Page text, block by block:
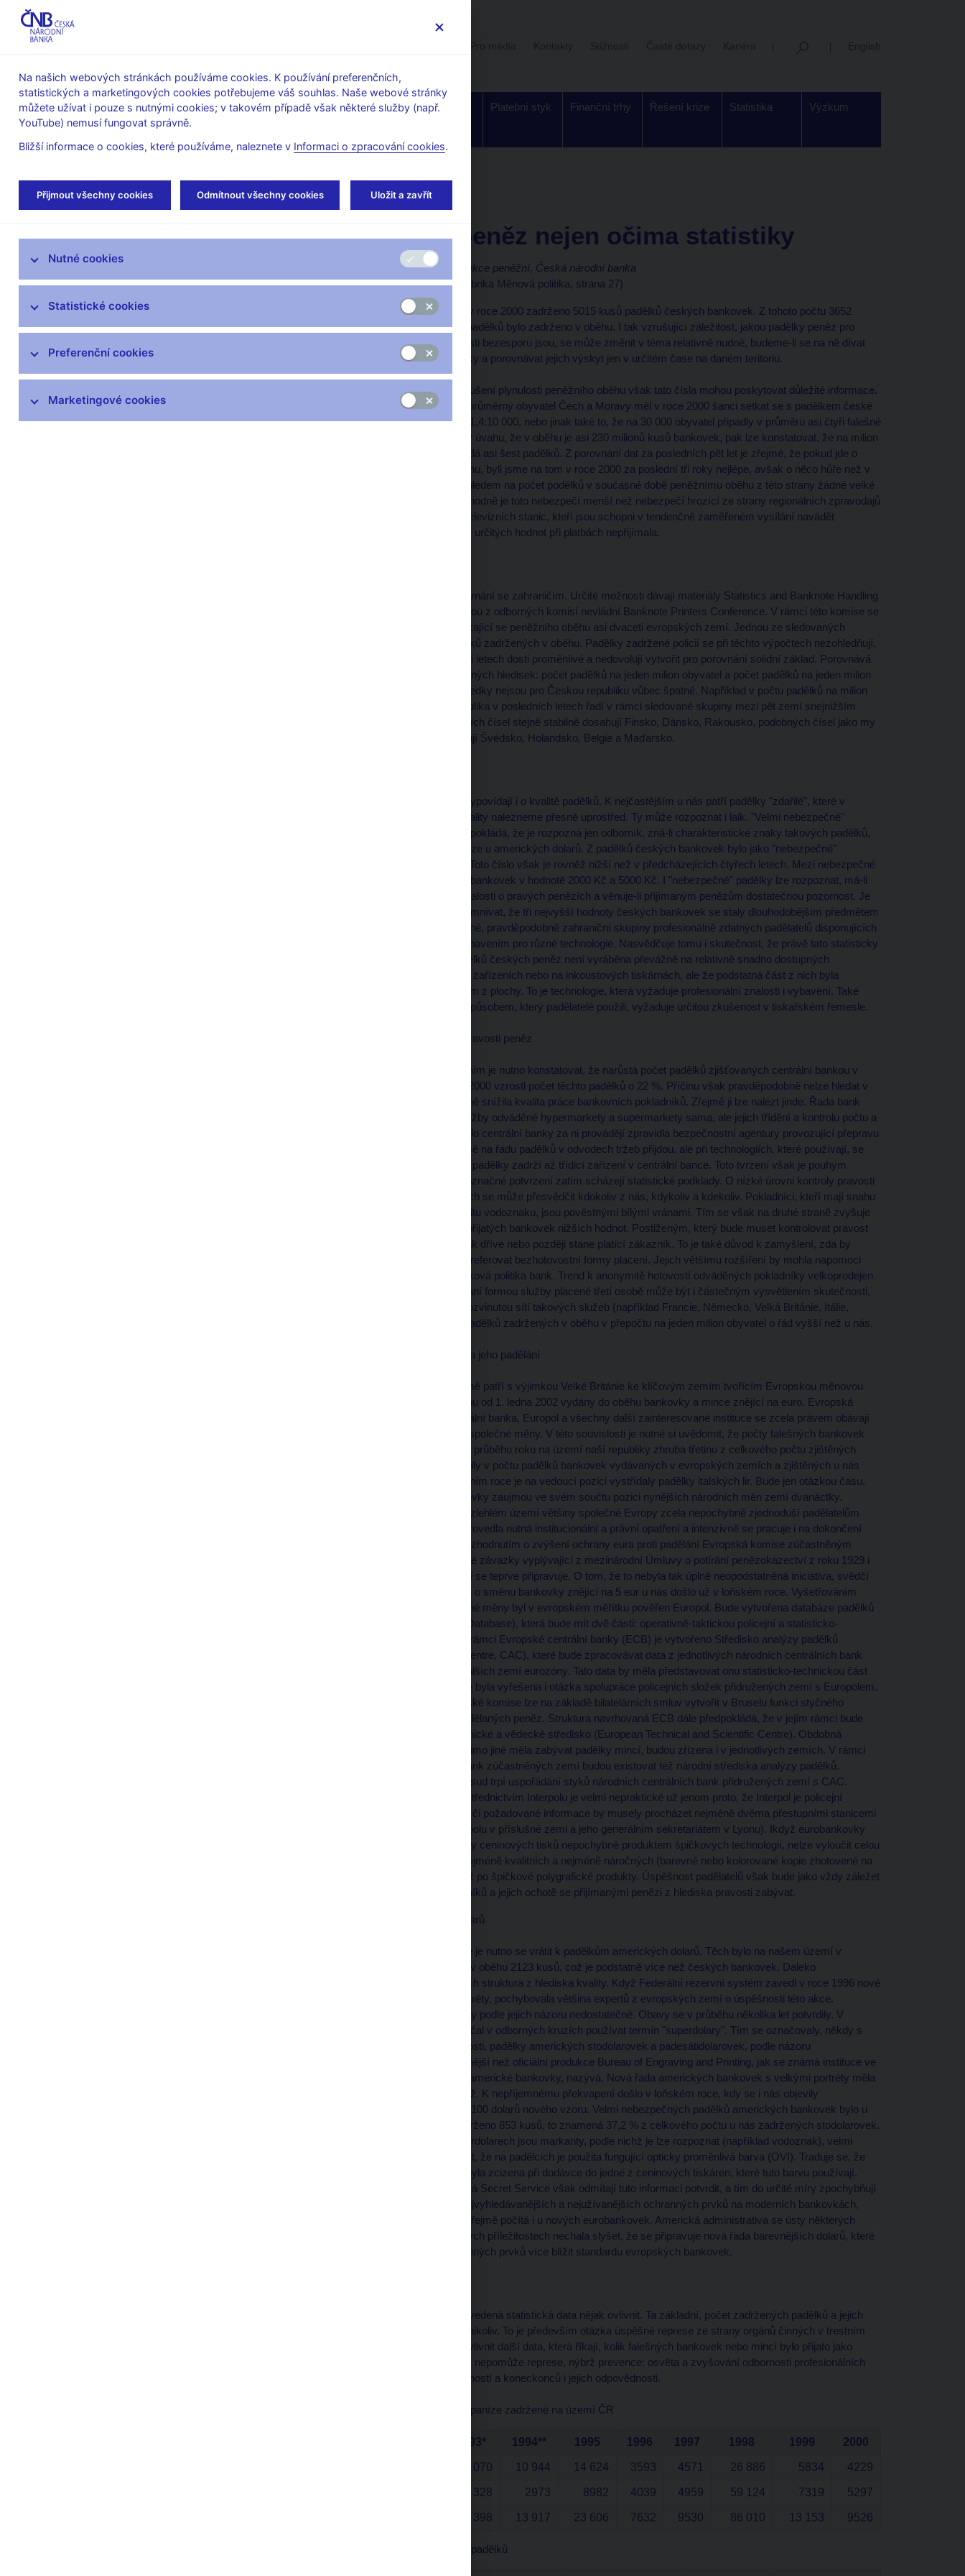
O ČNB
Měnová
politika
Finanční
Dohled a
Bankovky a
Platební styk Finanční trhy Řešení krize Statistika Výzkum
Úvod Veřejnost Servis pro média Autorské články, rozhovory
Padělky peněz nejen očima statistiky
Leopold Surga, ředitel sekce peněžní, Česká národní banka
(Bankovnictví 5/2001, rubrika Měnová politika, strana 27)
V České republice bylo v roce 2000 zadrženo 5015 kusů padělků českých bankovek. Z tohoto počtu 3652
zadržela policie a 1365 padělků bylo zadrženo v oběhu. I tak vzrušující záležitost, jakou padělky peněz pro
podstatnou část veřejnosti bezesporu jsou, se může změnit v téma relativně nudné, budeme-li se na ně dívat
přes suchá čísla statistiky a porovnávat jejich výskyt jen v určitém čase na daném teritoriu.
Z hlediska možného narušení plynulosti peněžního oběhu však tato čísla mohou poskytovat důležité informace.
Uvedená data říkají, že průměrný obyvatel Čech a Moravy měl v roce 2000 šanci setkat se s padělkem české
bankovky v poměru asi 1,4:10 000, nebo jinak také to, že na 30 000 obyvatel připadly v průměru asi čtyři falešné
bankovky. Vezmeme-li v úvahu, že v oběhu je asi 230 milionů kusů bankovek, pak lze konstatovat, že na milion
bankovek v oběhu připadá asi šest padělků. Z porovnání dat za posledních pět let je zřejmé, že pokud jde o
padělky zadržené v oběhu, byli jsme na tom v roce 2000 za poslední tři roky nejlépe, avšak o něco hůře než v
letech 1996 a 1997. S ohledem na počet podělků v současné době peněžnímu oběhu z této strany žádné velké
nebezpečí nehrozí. Rozhodně je toto nebezpečí menší než nebezpečí hrozící ze strany regionálních zpravodajů
některých komerčních televizních stanic, kteří jsou schopni v tendenčně zaměřeném vysílání navádět
veřejnost, aby bankovky určitých hodnot při platbách nepřijímala.
Zajímavé je určitě i porovnání se zahraničím. Určité možnosti dávají materiály Statistics and Banknote Handling
Committee, který je jednou z odborných komisí nevládní Banknote Printers Conference. V rámci této komise se
porovnávají statistiky týkající se peněžního oběhu asi dvaceti evropských zemí. Jednou ze sledovaných
kategorií je i počet padělků zadržených v oběhu. Padělky zadržené policií se při těchto výpočtech nezohledňují,
neboť jsou v jednotlivých letech dosti proměnlivé a nedovolují vytvořit pro porovnání solidní základ. Porovnává
se ze dvou výše uplatněných hledisek: počet padělků na jeden milion obyvatel a počet padělků na jeden milion
bankovek v oběhu. Výsledky nejsou pro Českou republiku vůbec špatné. Například v počtu padělků na milion
obyvatel se Česká republika v posledních letech řadí v rámci sledované skupiny mezi pět zemí snejnižším
výskytem padělků. Nižších čísel stejně stabilně dosahují Finsko, Dánsko, Rakousko, podobných čísel jako my
v pořadí za námi dosahují Švédsko, Holandsko, Belgie a Maďarsko.
Statistiky samozřejmě vypovídají i o kvalitě padělků. K nejčastějším u nás patří padělky "zdařilé", které v
pětistupňové stupnici kvality nalezneme přesně uprostřed. Ty může rozpoznat i laik. "Velmi nebezpečné"
padělky, u nichž se předpokládá, že je rozpozná jen odborník, zná-li charakteristické znaky takových padělků,
se naštěstí vyskytly pouze u amerických dolarů. Z padělků českých bankovek bylo jako "nebezpečné"
klasifikováno 232 kusů. Toto číslo však je rovněž nižší než v předcházejících čtyřech letech. Mezi nebezpečné
patřily zejména padělky bankovek v hodnotě 2000 Kč a 5000 Kč. I "nebezpečné" padělky lze rozpoznat, má-li
přijímající dostatečné znalosti o pravých penězích a věnuje-li přijímaným penězům dostatečnou pozornost. Je
možné se oprávněně domnívat, že tři nejvyšší hodnoty českých bankovek se staly dlouhodobějším předmětem
zájmu dobře organizované, pravděpodobně zahraniční skupiny profesionálně zdatných padělatelů disponujících
kvalitním tiskařským vybavením pro různé technologie. Nasvědčuje tomu i skutečnost, že právě tato statisticky
nejzajímavější část padělků českých peněz není vyráběna převážně na relativně snadno dostupných
barevných kopírovacích zařízeních nebo na inkoustových tiskárnách, ale že podstatná část z nich byla
vytištěna kvalitním tiskem z plochy. To je technologie, která vyžaduje profesionální znalosti i vybavení. Také
napodobení hlubotisku způsobem, který padělatelé použili, vyžaduje určitou zkušenost v tiskařském řemesle.
Nízká úroveň kontroly pravosti peněz
Se značným znepokojením je nutno konstatovat, že narůstá počet padělků zjišťovaných centrální bankou v
odvodech bank. V roce 2000 vzrostl počet těchto padělků o 22 %. Příčinu však pravděpodobně nelze hledat v
tom, že by se tak výrazně snížila kvalita práce bankovních pokladníků. Zřejmě ji lze nalézt jinde. Řada bank
dnes již nezpracovává tržby odváděné hypermarkety a supermarkety sama, ale jejich třídění a kontrolu počtu a
pravosti před odvodem do centrální banky za ni provádějí zpravidla bezpečnostní agentury provozující přepravu
hotovosti. Ty samozřejmě na řadu padělků v odvodech tržeb přijdou, ale při technologiích, které používají, se
občas stane, že některé padělky zadrží až třídicí zařízení v centrální bance. Toto tvrzení však je pouhým
dohadem, pro jeho jednoznačné potvrzení zatím scházejí statistické podklady. O nízké úrovni kontroly pravosti
peněz ve velkoprodejnách se může přesvědčit kdokoliv z nás, kdykoliv a kdekoliv. Pokladníci, kteří mají snahu
kontrolovat alespoň kvalitu vodoznaku, jsou pověstnými bílými vránami. Tím se však na druhé straně zvyšuje
riziko výdeje padělků z přijatých bankovek nižších hodnot. Postiženým, který bude muset kontrolovat pravost
přijímaných peněz, se tak dříve nebo později stane platící zákazník. To je také důvod k zamyšlení, zda by
neměli zákazníci sami preferovat bezhotovostní formy placení. Jejich většímu rozšíření by mohla napomoci
rovněž racionální poplatková politika bank. Trend k anonymitě hotovostí odváděných pokladníky velkoprodejen
a způsob jejich zpracování formou služby placené třetí osobě může být i částečným vysvětlením skutečnosti,
proč v zemích s velmi rozvinutou sítí takových služeb (například Francie, Německo, Velká Británie, Itálie,
Španělsko) jsou počty padělků zadržených v oběhu v přepočtu na jeden milion obyvatel o řád vyšší než u nás.
Hotovostní euro a hrozba jeho padělání
Právě vyjmenované země patří s výjimkou Velké Británie ke klíčovým zemím tvořícím Evropskou měnovou
unii (EMU), v nichž budou od 1. ledna 2002 vydány do oběhu bankovky a mince znějící na euro. Evropská
komise, Evropská centrální banka, Europol a všechny další zainteresované instituce se zcela právem obávají
padělků nových platidel společné měny. V této souvislosti je nutné si uvědomit, že počty falešných bankovek
zemí EMU představují v průběhu roku na území naší republiky zhruba třetinu z celkového počtu zjištěných
padělků. Donedávna vedly v počtu padělků bankovek vydávaných v evropských zemích a zjištěných u nás
německé marky, v letošním roce je na vedoucí pozici vystřídaly padělky italských lir. Bude jen otázkou času,
kdy padělané eurobankovky zaujmou ve svém součtu pozici nynějších národních měn zemí dvanáctky.
Platnost bankovek na rozlehlém území většiny společné Evropy zcela nepochybně zjednoduší padělatelům
situaci. Evropská unie provedla nutná institucionální a právní opatření a intenzivně se pracuje i na dokončení
technického zázemí. Rozhodnutím o zvýšení ochrany eura proti padělání Evropská komise zúčastněným
státům uložila rozšířit své závazky vyplývající z mezinárodní Úmluvy o potírání penězokazectví z roku 1929 i
na peníze, jejichž vydání se teprve připravuje. O tom, že to nebyla tak úplně neopodstatněná iniciativa, svědčí
skutečnost, že k pokusu o směnu bankovky znějící na 5 eur u nás došlo už v loňském roce. Vyšetřováním
případů padělání společné měny byl v evropském měřítku pověřen Europol. Bude vytvořena databáze padělků
(Currency Counterfeits Database), která bude mít dvě části: operativně-taktickou policejní a statisticko-
technickou bankovní. V rámci Evropské centrální banky (ECB) je vytvořeno Středisko analýzy padělků
(Counterfeits Analysis Centre, CAC), které bude zpracovávat data z jednotlivých národních centrálních bank
zúčastněných zemí a dalších zemí eurozóny. Tato data by měla představovat onu statisticko-technickou část
databáze. Institucionálně byla vyřešena i otázka spolupráce policejních složek přidružených zemí s Europolem.
Podle rozhodnutí Evropské komise lze na základě bilatelárních smluv vytvořit v Bruselu funkci styčného
důstojníka pro oblast padělaných peněz. Struktura navrhovaná ECB dále předpokládá, že v jejím rámci bude
fungovat Evropské technické a vědecké středisko (European Technical and Scientific Centre). Obdobná
střediska, která by se mimo jiné měla zabývat padělky mincí, budou zřízena i v jednotlivých zemích. V rámci
národních centrálních bank zúčastněných zemí budou existovat též národní střediska analýzy padělků.
Určitými nejasnostmi dosud trpí uspořádání styků národních centrálních bank přidružených zemí s CAC.
Diskutované řešení prostřednictvím Interpolu je velmi nepraktické už jenom proto, že Interpol je policejní
organizace a předávané či požadované informace by musely procházet nejméně dvěma přestupními stanicemi
(národním úřadem Interpolu v příslušné zemi a jeho generálním sekretariátem v Lyonu). Ikdyž eurobankovky
budou z hlediska ochrany ceninových tisků nepochybně produktem špičkových technologií, nelze vyloučit celou
škálu padělků od těch nejméně kvalitních a nejméně náročných (barevné nebo kolorované kopie zhotovené na
čemkoliv, co kopíruje) až po špičkové polygrafické produkty. Úspěšnost padělatelů však bude jako vždy záležet
pouze na kvalitě pokladníků a jejich ochotě se přijímanými penězi z hlediska pravosti zabývat.
Padělky amerických dolarů
V rámci úvah o statistice je nutno se vrátit k padělkům amerických dolarů. Těch bylo na našem území v
loňském roce zadrženo v oběhu 2123 kusů, což je podstatně více než českých bankovek. Daleko
nebezpečnější byla i jejich struktura z hlediska kvality. Když Federální rezervní systém zavedl v roce 1996 nové
bankovky s velkými portréty, pochybovala většina expertů z evropských zemí o úspěšnosti této akce.
Připravované úpravy byly podle jejich názoru nedostatečné. Obavy se v průběhu několika let potvrdily. V
nedávné minulosti se začal v odborných kruzích používat termín "superdolary". Tím se označovaly, někdy s
notnou dávkou škodolibosti, padělky amerických stodolarovek a padesátidolarovek, podle názoru
zainteresovaných kvalitnější než oficiální produkce Bureau of Engraving and Printing, jak se známá instituce ve
Washingtonu vyrábějící americké bankovky, nazývá. Nová řada amerických bankovek s velkými portréty měla
superdolarům učinit přítrž. K nepříjemnému překvapení došlo v loňském roce, kdy se i nás objevily
"superdolary" v hodnotě 100 dolarů nového vzoru. Velmi nebezpečných padělků amerických bankovek bylo u
nás v minulém roce zadrženo 853 kusů, to znamená 37,2 % z celkového počtu u nás zadržených stodolarovek.
Přestože na těchto superdolarech jsou markanty, podle nichž je lze rozpoznat (například vodoznak), velmi
nepříjemná je skutečnost, že na padělcích je použita fungující opticky proměnlivá barva (OVI). Traduje se, že
jde o pravou barvu, jež byla zcizena při dodávce do jedné z ceninových tiskáren, které tuto barvu používají.
Výrobce barvy i americká Secret Service však odmítají tuto informaci potvrdit, a tím do určité míry zpochybňují
spolehlivost jednoho znejvyhledávanějších a nejužívanějších ochranných prvků na moderních bankovkách,
prvku, s nímž se samozřejmě počítá i u nových eurobankovek. Americká administrativa se ústy některých
svých úředníků při různých příležitostech nechala slyšet, že se připravuje nová řada barevnějších dolarů, které
se budou počtem ochranných prvků více blížit standardu evropských bankovek.
Zbývá otázka, zda lze uvedená statistická data nějak ovlivnit. Ta základní, počet zadržených padělků a jejich
kvalitu, pravděpodobně nikoliv. To je především otázka úspěšné represe ze strany orgánů činných v trestním
řízení. Určitě však lze ovlivnit další data, která říkají, kolik falešných bankovek nebo mincí bylo přijato jako
pravé peníze. Tady však nepomůže represe, nýbrž prevence: osvěta a zvyšování odbornosti profesionálních
pokladníků, jejich dovedností a koneckonců i jejich odpovědnosti.
Padělané a pozměněné paníze zadržené na území ČR
1993* 1994** 1995 1996 1997 1998 1999 2000
16 070 10 944 14 624 3593 4571 26 886 5834 4229
14 328 2973 8982 4039 4959 59 124 7319 5297
30 398 13 917 23 606 7632 9530 86 010 13 153 9526
Počty kusů zadržených padělků
Servis pro média
Autorské články, rozhovory
Vystoupení a rozhovory guvernéra
čnBlog
ČNBvlog
ČNBpodcast
Fotogalerie
Na našich webových stránkách používáme cookies. K používání preferenčních,
statistických a marketingových cookies potřebujeme váš souhlas. Naše webové stránky
můžete užívat i pouze s nutnými cookies; v takovém případě však některé služby (např.
YouTube) nemusí fungovat správně.
Bližší informace o cookies, které používáme, naleznete v Informaci o zpracování cookies.
Přijmout všechny cookies Odmítnout všechny cookies Uložit a zavřít
Nutné cookies
Statistické cookies
Preferenční cookies
Marketingové cookies